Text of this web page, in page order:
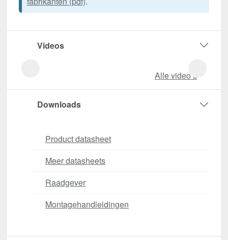
Videos
Alle video‘s
Downloads
Product datasheet
Meer datasheets
Raadgever
Montagehandleidingen